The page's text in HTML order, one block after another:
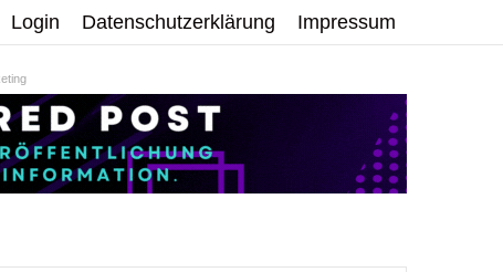
Login Datenschutzerklärung Impressum